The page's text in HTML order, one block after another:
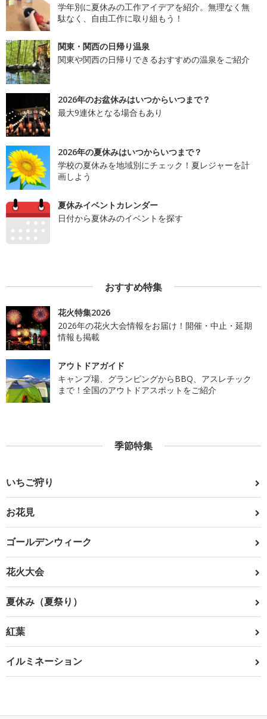
学年別に夏休みの工作アイデアを紹介。無理なく無
駄なく、自由工作に取り組もう！
関東・関西の日帰り温泉
関東や関西の日帰りできるおすすめの温泉をご紹介
2026年のお盆休みはいつからいつまで？
最大9連休となる場合もあり
2026年の夏休みはいつからいつまで？
学校の夏休みを地域別にチェック！夏レジャーを計
画しよう
夏休みイベントカレンダー
日付から夏休みのイベントを探す
おすすめ特集
花火特集2026
2026年の花火大会情報をお届け！開催・中止・延期
情報も掲載
アウトドアガイド
キャンプ場、グランピングからBBQ、アスレチック
まで！全国のアウトドアスポットをご紹介
季節特集
いちご狩り
お花見
ゴールデンウィーク
花火大会
夏休み（夏祭り）
紅葉
イルミネーション